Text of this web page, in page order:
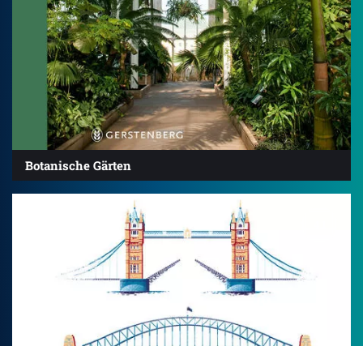
Botanische Gärten